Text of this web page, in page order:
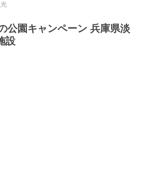
公園キャンペーン 兵庫県淡
設